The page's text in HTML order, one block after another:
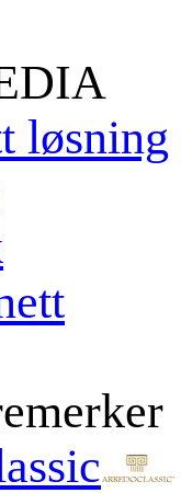
løsning